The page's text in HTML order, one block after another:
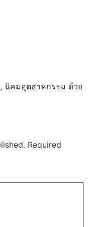
นิคมอุตสาหกรรม ด้วย
Required